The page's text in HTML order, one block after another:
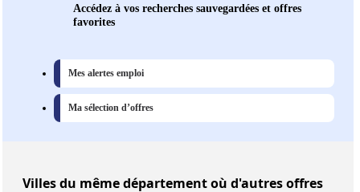
Accédez à vos recherches sauvegardées et offres
favorites
Mes alertes emploi
Ma sélection d’offres
Villesdu même département où d'autres offres